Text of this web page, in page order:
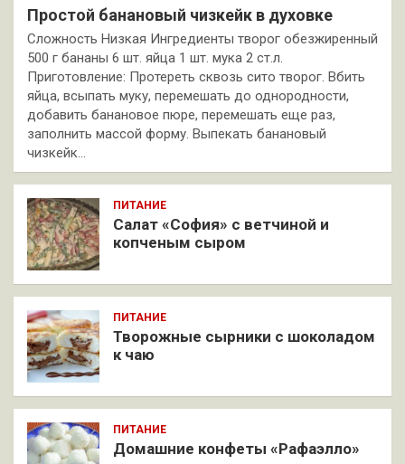
Простой банановый чизкейк в духовке
Сложность Низкая Ингредиенты творог обезжиренный
500 г бананы 6 шт. яйца 1 шт. мука 2 ст.л.
Приготовление: Протереть сквозь сито творог. Вбить
яйца, всыпать муку, перемешать до однородности,
добавить банановое пюре, перемешать еще раз,
заполнить массой форму. Выпекать банановый
чизкейк…
ПИТАНИЕ
Салат «София» с ветчиной и
копченым сыром
ПИТАНИЕ
Творожные сырники с шоколадом
к чаю
ПИТАНИЕ
Домашние конфеты «Рафаэлло»